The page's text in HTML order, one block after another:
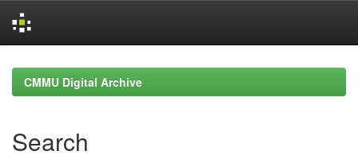
navigationCMMU Digital Archive
Search